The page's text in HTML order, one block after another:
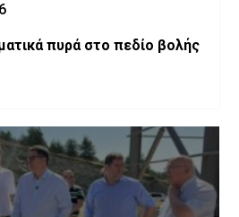
πυρά στο πεδίο βολής